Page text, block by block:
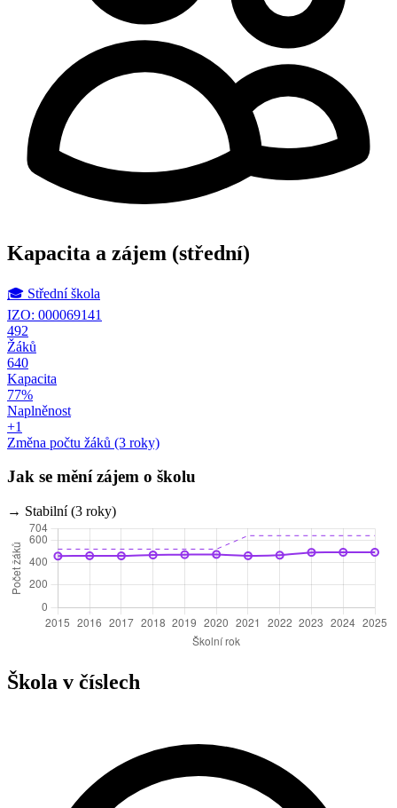
Kapacita a zájem (střední)
🎓 Střední škola
IZO: 000069141
492
Žáků
640
Kapacita
77%
Naplněnost
+1
Změna počtu žáků (3 roky)
Jak se mění zájem o školu
→ Stabilní (3 roky)
Škola v číslech